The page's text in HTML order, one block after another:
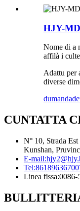
HJY-
Nome di a
affilà i
Adattu per
diverse
dumanda
CUNTATTA
N° 10, Strada
Kunshan,
E-mail:
Tel:
Linea fissa:0086-